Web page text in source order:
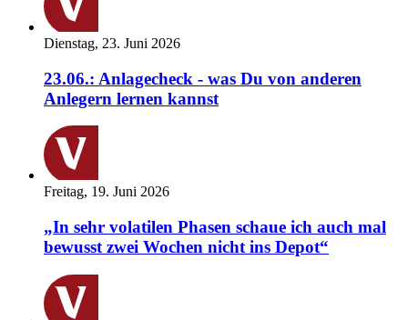
Dienstag, 23. Juni 2026
23.06.: Anlagecheck - was Du von anderen
Anlegern lernen kannst
Freitag, 19. Juni 2026
„In sehr volatilen Phasen schaue ich auch mal
bewusst zwei Wochen nicht ins Depot“